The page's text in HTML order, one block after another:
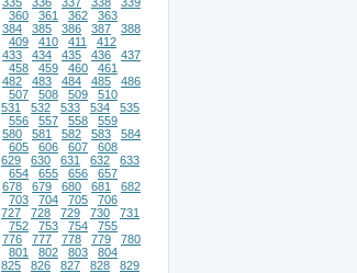
360 361 362
363
384 385 386 387
388
409 410 411
412
433 434 435 436
437
458 459 460
461
482 483 484 485
486
507 508 509
510
531 532 533 534
535
556 557 558
559
580 581 582 583
584
605 606 607
608
629 630 631 632
633
654 655 656
657
678 679 680 681
682
703 704 705
706
727 728 729 730
731
752 753 754
755
776 777 778 779
780
801 802 803
804
825 826 827 828
829